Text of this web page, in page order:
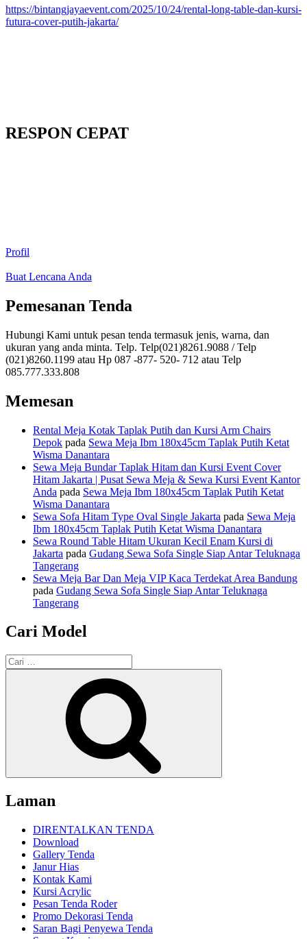
https://bintangjayaevent.com/2025/10/24/rental-long-table-dan-kursi-
futura-cover-putih-jakarta/
RESPON CEPAT
Profil
Buat Lencana Anda
Pemesanan Tenda
Hubungi Kami untuk pesan tenda termasuk jenis, warna, dan
ukuran yang anda minta. Telp. Telp(021)8261.9088 / Telp
(021)8260.1199 atau Hp 087 -877- 520- 712 atau Telp
085.777.333.808
Memesan
Rental Meja Kotak Taplak Putih dan Kursi Arm Chairs
Depok pada Sewa Meja Ibm 180x45cm Taplak Putih Ketat
Wisma Danantara
Sewa Meja Bundar Taplak Hitam dan Kursi Event Cover
Hitam Jakarta | Pusat Sewa Meja & Sewa Kursi Event Kantor
Anda pada Sewa Meja Ibm 180x45cm Taplak Putih Ketat
Wisma Danantara
Sewa Sofa Hitam Type Oval Single Jakarta pada Sewa Meja
Ibm 180x45cm Taplak Putih Ketat Wisma Danantara
Sewa Round Table Hitam Ukuran Kecil Enam Kursi di
Jakarta pada Gudang Sewa Sofa Single Siap Antar Teluknaga
Tangerang
Sewa Meja Bar Dan Meja VIP Kaca Terdekat Area Bandung
pada Gudang Sewa Sofa Single Siap Antar Teluknaga
Tangerang
Cari Model
Pencarian
untuk:
Laman
DIRENTALKAN TENDA
Download
Gallery Tenda
Janur Hias
Kontak Kami
Kursi Acrylic
Pesan Tenda Roder
Promo Dekorasi Tenda
Saran Bagi Penyewa Tenda